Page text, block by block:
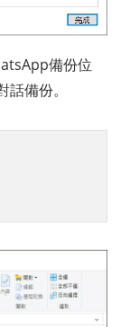
備份位
備份。